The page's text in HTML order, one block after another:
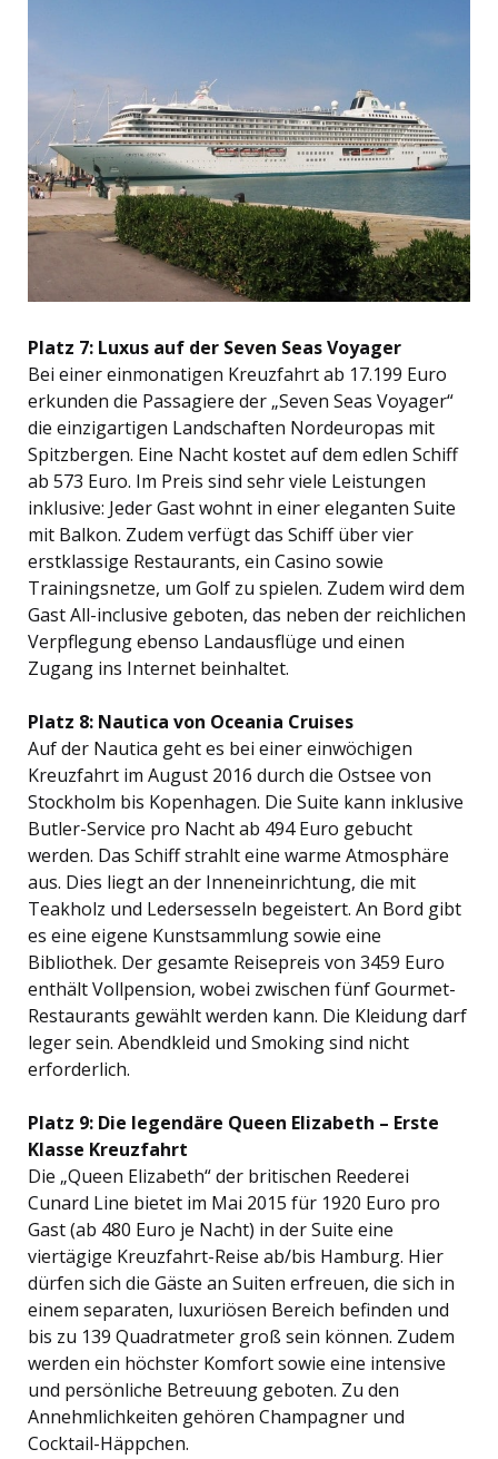
Platz 7: Luxus auf der Seven Seas Voyager
Bei einer einmonatigen Kreuzfahrt ab 17.199 Euro
erkunden die Passagiere der „Seven Seas Voyager“
die einzigartigen Landschaften Nordeuropas mit
Spitzbergen. Eine Nacht kostet auf dem edlen Schiff
ab 573 Euro. Im Preis sind sehr viele Leistungen
inklusive: Jeder Gast wohnt in einer eleganten Suite
mit Balkon. Zudem verfügt das Schiff über vier
erstklassige Restaurants, ein Casino sowie
Trainingsnetze, um Golf zu spielen. Zudem wird dem
Gast All-inclusive geboten, das neben der reichlichen
Verpflegung ebenso Landausflüge und einen
Zugang ins Internet beinhaltet.
Platz 8: Nautica von Oceania Cruises
Auf der Nautica geht es bei einer einwöchigen
Kreuzfahrt im August 2016 durch die Ostsee von
Stockholm bis Kopenhagen. Die Suite kann inklusive
Butler-Service pro Nacht ab 494 Euro gebucht
werden. Das Schiff strahlt eine warme Atmosphäre
aus. Dies liegt an der Inneneinrichtung, die mit
Teakholz und Ledersesseln begeistert. An Bord gibt
es eine eigene Kunstsammlung sowie eine
Bibliothek. Der gesamte Reisepreis von 3459 Euro
enthält Vollpension, wobei zwischen fünf Gourmet-
Restaurants gewählt werden kann. Die Kleidung darf
leger sein. Abendkleid und Smoking sind nicht
erforderlich.
Platz 9: Die legendäre Queen Elizabeth – Erste
Klasse Kreuzfahrt
Die „Queen Elizabeth“ der britischen Reederei
Cunard Line bietet im Mai 2015 für 1920 Euro pro
Gast (ab 480 Euro je Nacht) in der Suite eine
viertägige Kreuzfahrt-Reise ab/bis Hamburg. Hier
dürfen sich die Gäste an Suiten erfreuen, die sich in
einem separaten, luxuriösen Bereich befinden und
bis zu 139 Quadratmeter groß sein können. Zudem
werden ein höchster Komfort sowie eine intensive
und persönliche Betreuung geboten. Zu den
Annehmlichkeiten gehören Champagner und
Cocktail-Häppchen.